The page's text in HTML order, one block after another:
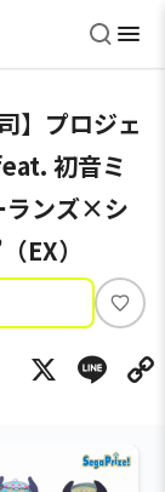
】プロジェ
初音ミ
ランズ×シ
EX）
い
ね
X